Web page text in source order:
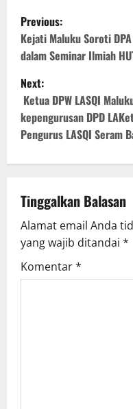
P
o
s
t
n
a
v
i
g
a
Previous:
Kejati Maluku Soroti
dalam Seminar Ilmiah
Next:
Ketua DPW LASQI
kepengurusan DPD
Pengurus LASQI Seram
Tinggalkan Balasan
Alamat email Anda
yang wajib ditandai *
Komentar*